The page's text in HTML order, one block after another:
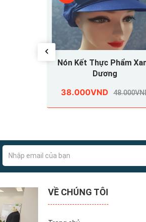
Kết Thực Phẩm Xanh
48.000VND
Mũ Kết
VỀ CHÚNG TÔI